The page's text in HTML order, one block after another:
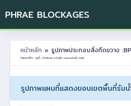
PHRAE BLOCKAGES
หน้าหลัก » รูปภาพประกอบสิ่งกีดขวาง
ตำแหน่งที่ตั้ง : หมู่ที่ 1 บ้านริมยม ต.ทุ่งแค้ว อ.หนองม่วงไข่ จ.แพร่
รูปภาพแผนที่แสดงขอบเขตพื้นที่รับน้